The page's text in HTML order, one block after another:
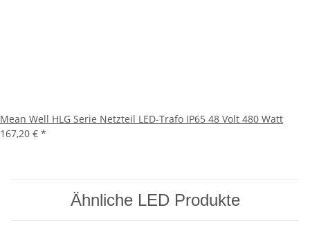
Mean Well HLG Serie Netzteil LED-Trafo IP65 48 Volt 480 Watt
167,20 € *
Ähnliche LED Produkte